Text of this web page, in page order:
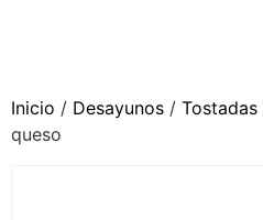
Inicio / Desayunos / Tostadas
queso